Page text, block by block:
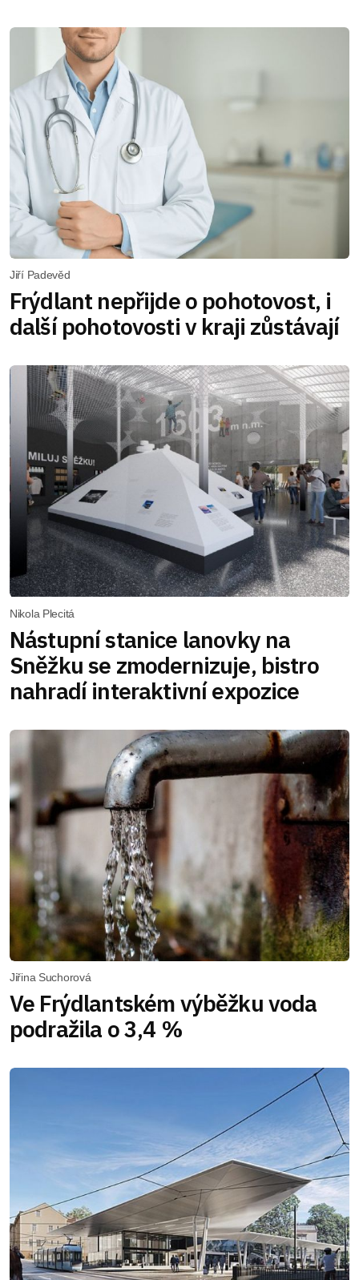
Jiří Padevěd
Frýdlant nepřijde o pohotovost, i
další pohotovosti v kraji zůstávají
Nikola Plecitá
Nástupní stanice lanovky na
Sněžku se zmodernizuje, bistro
nahradí interaktivní expozice
Jiřina Suchorová
Ve Frýdlantském výběžku voda
podražila o 3,4 %